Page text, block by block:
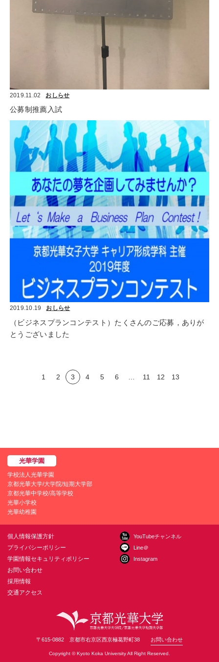
2019.11.02 おしらせ
公募制推薦入試
2019.10.19 おしらせ
（ビジネスプランコンテスト）たくさんのご応募，ありが
とうございました
1 2 3 4 5 6 11 12 13
学校法人光華学園
京都光華大学/大学院/短期大学部
京都光華中学校/高等学校
光華小学校
光華幼稚園
個人情報保護方針
プライバシーポリシー
学園情報セキュリティポリシー
お問い合わせ
採用情報
交通アクセス
YouTubeチャンネル
Line＠
Instagram
〒615-0882 京都市右京区西京極葛野町38 お問い合わせ
Copyright © Kyoto Koka University All Right Reserved.